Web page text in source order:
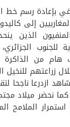
بإعادة رسم خط
إلى
1860. فالمنفيون
للجنوب
هام من الذاكرة
زراعتهم للنخيل
ازدرعا ناجحا
كما نحضر ميلاد
الملامح